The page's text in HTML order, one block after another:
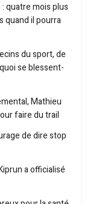
quatre mois plus
quand il pourra
du sport, de
se blessent-
Mathieu
faire du trail
de dire stop
a officialisé